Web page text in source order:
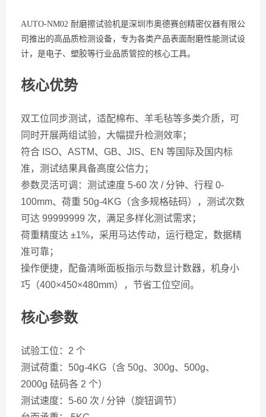
AUTO-NM02 耐磨擦试验机是深圳市奥德赛创精密仪器有限公
司推出的高品质检测设备，专为各类产品表面耐磨性能测试设
计，是电子、塑胶等行业品质管控的核心工具。
核心优势
双工位同步测试，适配棉布、羊毛毡等多类介质，可
同时开展两组试验，大幅提升检测效率；
符合 ISO、ASTM、GB、JIS、EN 等国际及国内标
准，测试结果具备高度公信力；
参数灵活可调：测试速度 5-60 次 / 分钟、行程 0-
100mm、荷重 50g-4KG（含多规格砝码），测试次数
可达 99999999 次，满足多样化测试需求；
荷重精度达 ±1%，采用马达传动，运行稳定，数据精
准可靠；
操作便捷，配备清晰面板指示与数显计数器，机身小
巧（400×450×480mm），节省工位空间。
核心参数
试验工位：2 个
测试荷重：50g-4KG（含 50g、300g、500g、
2000g 砝码各 2 个）
测试速度：5-60 次 / 分钟（旋钮调节）